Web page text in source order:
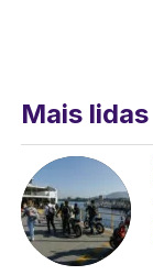
Mais lidas